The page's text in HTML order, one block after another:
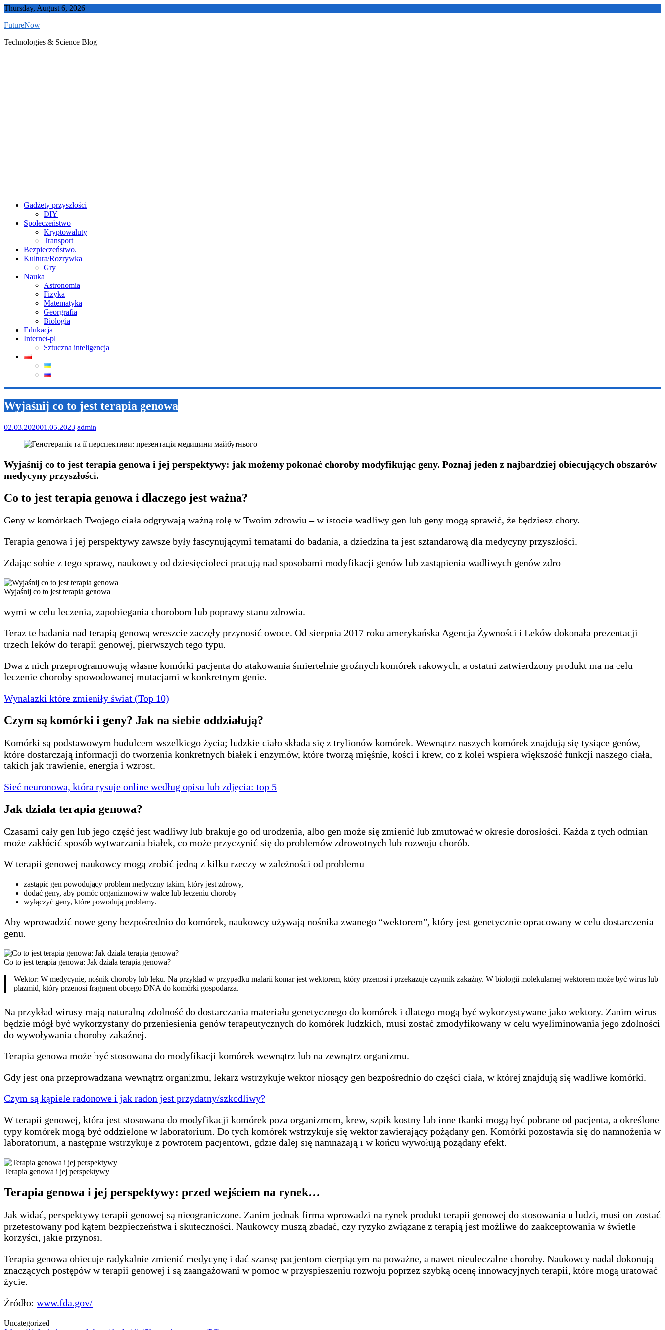
Skip
content
Thursday, August 6, 2026
FutureNow
Technologies & Science Blog
Gadżety przyszłości
DIY
Społeczeństwo
Kryptowaluty
Transport
Bezpieczeństwo.
Kultura/Rozrywka
Gry
Nauka
Astronomia
Fizyka
Matematyka
Georgrafia
Biologia
Edukacja
Internet-pl
Sztuczna inteligencja
Wyjaśnij co to jest terapia genowa
02.03.202001.05.2023 admin
Wyjaśnij co to jest terapia genowa i jej perspektywy: jak możemy pokonać choroby modyfikując geny. Poznaj jeden z najbardziej obiecujących obszarów
medycyny przyszłości.
Co to jest terapia genowa i dlaczego jest ważna?
Geny w komórkach Twojego ciała odgrywają ważną rolę w Twoim zdrowiu – w istocie wadliwy gen lub geny mogą sprawić, że będziesz chory.
Terapia genowa i jej perspektywy zawsze były fascynującymi tematami do badania, a dziedzina ta jest sztandarową dla medycyny przyszłości.
Zdając sobie z tego sprawę, naukowcy od dziesięcioleci pracują nad sposobami modyfikacji genów lub zastąpienia wadliwych genów zdro
Wyjaśnij co to jest terapia genowa
wymi w celu leczenia, zapobiegania chorobom lub poprawy stanu zdrowia.
Teraz te badania nad terapią genową wreszcie zaczęły przynosić owoce. Od sierpnia 2017 roku amerykańska Agencja Żywności i Leków dokonała prezentacji
trzech leków do terapii genowej, pierwszych tego typu.
Dwa z nich przeprogramowują własne komórki pacjenta do atakowania śmiertelnie groźnych komórek rakowych, a ostatni zatwierdzony produkt ma na celu
leczenie choroby spowodowanej mutacjami w konkretnym genie.
Wynalazki które zmieniły świat (Top 10)
Czym są komórki i geny? Jak na siebie oddziałują?
Komórki są podstawowym budulcem wszelkiego życia; ludzkie ciało składa się z trylionów komórek. Wewnątrz naszych komórek znajdują się tysiące genów,
które dostarczają informacji do tworzenia konkretnych białek i enzymów, które tworzą mięśnie, kości i krew, co z kolei wspiera większość funkcji naszego ciała,
takich jak trawienie, energia i wzrost.
Sieć neuronowa, która rysuje online według opisu lub zdjęcia: top 5
Jak działa terapia genowa?
Czasami cały gen lub jego część jest wadliwy lub brakuje go od urodzenia, albo gen może się zmienić lub zmutować w okresie dorosłości. Każda z tych odmian
może zakłócić sposób wytwarzania białek, co może przyczynić się do problemów zdrowotnych lub rozwoju chorób.
W terapii genowej naukowcy mogą zrobić jedną z kilku rzeczy w zależności od problemu
zastąpić gen powodujący problem medyczny takim, który jest zdrowy,
dodać geny, aby pomóc organizmowi w walce lub leczeniu choroby
wyłączyć geny, które powodują problemy.
Aby wprowadzić nowe geny bezpośrednio do komórek, naukowcy używają nośnika zwanego “wektorem”, który jest genetycznie opracowany w celu dostarczenia
genu.
Co to jest terapia genowa: Jak działa terapia genowa?
Wektor: W medycynie, nośnik choroby lub leku. Na przykład w przypadku malarii komar jest wektorem, który przenosi i przekazuje czynnik zakaźny. W biologii molekularnej wektorem może być wirus lub
plazmid, który przenosi fragment obcego DNA do komórki gospodarza.
Na przykład wirusy mają naturalną zdolność do dostarczania materiału genetycznego do komórek i dlatego mogą być wykorzystywane jako wektory. Zanim wirus
będzie mógł być wykorzystany do przeniesienia genów terapeutycznych do komórek ludzkich, musi zostać zmodyfikowany w celu wyeliminowania jego zdolności
do wywoływania choroby zakaźnej.
Terapia genowa może być stosowana do modyfikacji komórek wewnątrz lub na zewnątrz organizmu.
Gdy jest ona przeprowadzana wewnątrz organizmu, lekarz wstrzykuje wektor niosący gen bezpośrednio do części ciała, w której znajdują się wadliwe komórki.
Czym są kąpiele radonowe i jak radon jest przydatny/szkodliwy?
W terapii genowej, która jest stosowana do modyfikacji komórek poza organizmem, krew, szpik kostny lub inne tkanki mogą być pobrane od pacjenta, a określone
typy komórek mogą być oddzielone w laboratorium. Do tych komórek wstrzykuje się wektor zawierający pożądany gen. Komórki pozostawia się do namnożenia w
laboratorium, a następnie wstrzykuje z powrotem pacjentowi, gdzie dalej się namnażają i w końcu wywołują pożądany efekt.
Terapia genowa i jej perspektywy
Terapia genowa i jej perspektywy: przed wejściem na rynek…
Jak widać, perspektywy terapii genowej są nieograniczone. Zanim jednak firma wprowadzi na rynek produkt terapii genowej do stosowania u ludzi, musi on zostać
przetestowany pod kątem bezpieczeństwa i skuteczności. Naukowcy muszą zbadać, czy ryzyko związane z terapią jest możliwe do zaakceptowania w świetle
korzyści, jakie przynosi.
Terapia genowa obiecuje radykalnie zmienić medycynę i dać szansę pacjentom cierpiącym na poważne, a nawet nieuleczalne choroby. Naukowcy nadal dokonują
znaczących postępów w terapii genowej i są zaangażowani w pomoc w przyspieszeniu rozwoju poprzez szybką ocenę innowacyjnych terapii, które mogą uratować
życie.
Źródło: www.fda.gov/
Uncategorized